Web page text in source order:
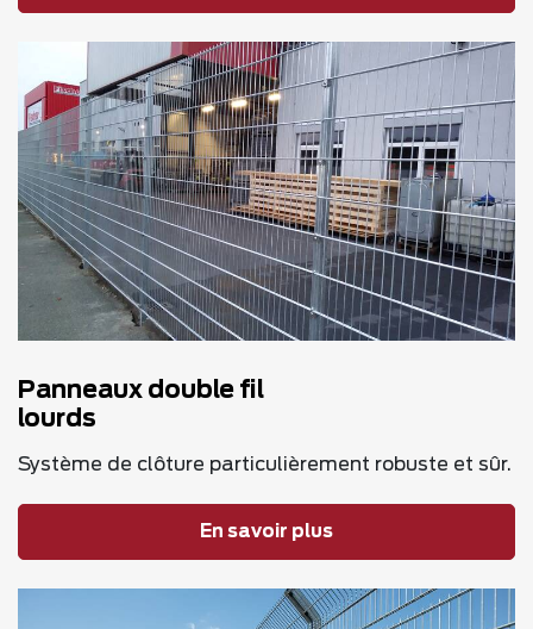
Panneaux double fil
lourds
Système de clôture particulièrement robuste et sûr.
En savoir plus